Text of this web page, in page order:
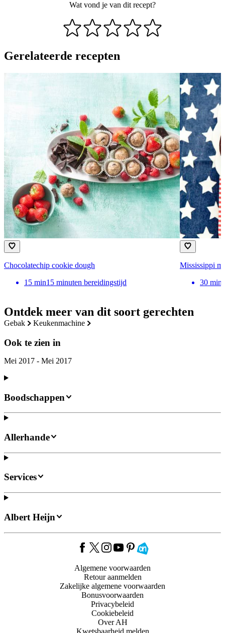
Ontdek meer van dit soort gerechten
gebak keukenmachine
Ook te zien in
Mei 2017 - Mei 2017
Wat vond je van dit recept?
Gerelateerde recepten
Chocolatechip cookie dough
15 min15 minuten bereidingstijd
Mississippi
30 min
Boodschappen
Allerhande
Services
Albert Heijn
Algemene voorwaarden
Retour aanmelden
Zakelijke algemene voorwaarden
Bonusvoorwaarden
Privacybeleid
Cookiebeleid
Over AH
Kwetsbaarheid melden